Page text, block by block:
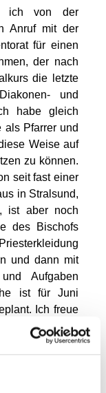
ich von der
Anruf mit der
für einen
der nach
die letzte
und
habe gleich
als Pfarrer und
Weise auf
zu können.
seit fast einer
in Stralsund,
ist aber noch
des Bischofs
und dann mit
Aufgaben
ist für Juni
Ich freue
stellt er sich
Hauptstadt